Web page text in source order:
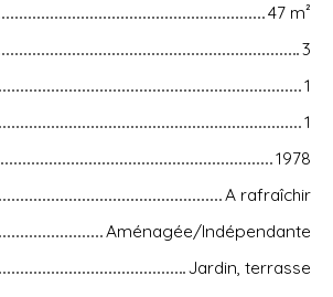
47 m²
3
1
1
1978
A rafraîchir
Aménagée/Indépendante
Jardin, terrasse